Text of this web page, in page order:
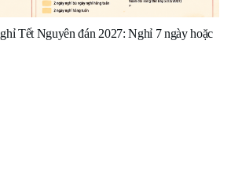
Tết Nguyên đán 2027: Nghỉ 7 ngày hoặc